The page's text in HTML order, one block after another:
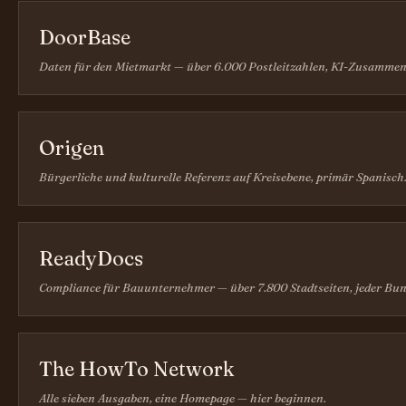
DoorBase
Daten für den Mietmarkt — über 6.000 Postleitzahlen, KI-
Origen
Bürgerliche und kulturelle Referenz auf Kreisebene, primär Spanisch.
ReadyDocs
Compliance für Bauunternehmer — über 7.800 Stadtseiten, jeder
The HowTo Network
Alle sieben Ausgaben, eine Homepage — hier beginnen.